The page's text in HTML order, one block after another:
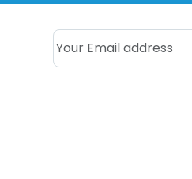
Your Email address